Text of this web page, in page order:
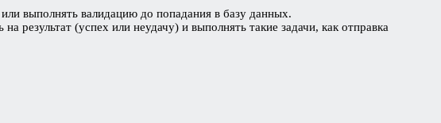
выполнять валидацию до попадания в базу данных.
результат (успех или неудачу) и выполнять такие задачи, как отправка